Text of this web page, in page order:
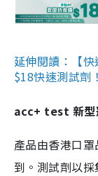
延伸閱讀：【
$18快速測試
acc+ test 新型
產品由香港口
到。測試劑以